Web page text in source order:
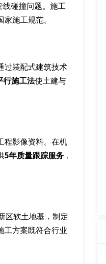
碰撞问题。施工
施工规范。
过装配式建筑技术
行施工法使土建与
程影像资料。在机
5年质量跟踪服务 ，
区软土地基，制定
工方案既符合行业